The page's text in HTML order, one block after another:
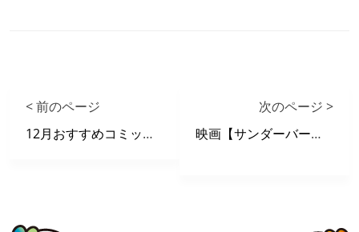
< 前のページ
12月おすすめコミックリスト
次のページ >
映画【サンダーバード５５／ＧＯＧＯ】 X 自遊空間 タイアップキャンペーン